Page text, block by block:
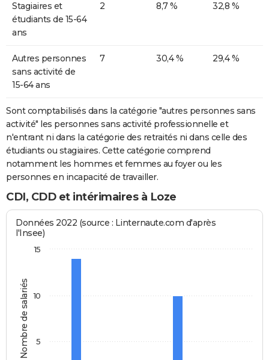
Stagiaires et
étudiants de 15-64
ans
2 8,7 % 32,8 %
Autres personnes
sans activité de
15-64 ans
7 30,4 % 29,4 %
Sont comptabilisés dans la catégorie "autres personnes sans
activité" les personnes sans activité professionnelle et
n'entrant ni dans la catégorie des retraités ni dans celle des
étudiants ou stagiaires. Cette catégorie comprend
notamment les hommes et femmes au foyer ou les
personnes en incapacité de travailler.
CDI, CDD et intérimaires à Loze
Nombre de salariés
Données 2022 (source : Linternaute.com d'après
l'Insee)
5
10
15